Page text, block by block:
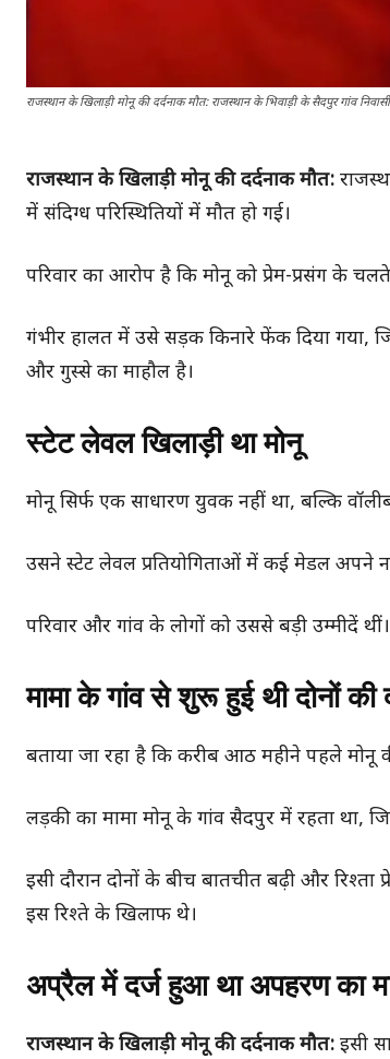
राजस्थान के खिलाड़ी मोनू की दर्दनाक मौत: राजस्थान के भिवाड़ी के सैदपुर गांव
राजस्थान के खिलाड़ी मोनू की दर्दनाक मौत:
में संदिग्ध परिस्थितियों में मौत हो गई।
परिवार का आरोप है कि मोनू को प्रेम-प्रसंग के
गंभीर हालत में उसे सड़क किनारे फेंक दिया गया,
और गुस्से का माहौल है।
स्टेट लेवल खिलाड़ी था मोनू
मोनू सिर्फ एक साधारण युवक नहीं था, बल्कि
उसने स्टेट लेवल प्रतियोगिताओं में कई मेडल अपने
परिवार और गांव के लोगों को उससे बड़ी उम्मीदें
मामा के गांव से शुरू हुई थी दोनों की
बताया जा रहा है कि करीब आठ महीने पहले मोनू
लड़की का मामा मोनू के गांव सैदपुर में रहता था,
इसी दौरान दोनों के बीच बातचीत बढ़ी और
इस रिश्ते के खिलाफ थे।
अप्रैल में दर्ज हुआ था अपहरण का
राजस्थान के खिलाड़ी मोनू की दर्दनाक मौत: इसी